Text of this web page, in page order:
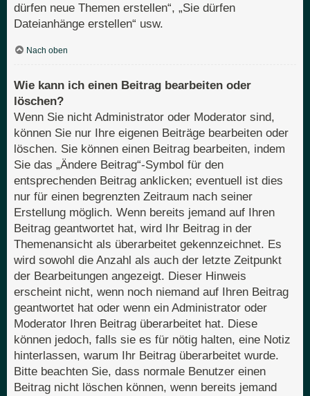
dürfen neue Themen erstellen“, „Sie dürfen
Dateianhänge erstellen“ usw.
Nach oben
Wie kann ich einen Beitrag bearbeiten oder
löschen?
Wenn Sie nicht Administrator oder Moderator sind,
können Sie nur Ihre eigenen Beiträge bearbeiten oder
löschen. Sie können einen Beitrag bearbeiten, indem
Sie das „Ändere Beitrag“-Symbol für den
entsprechenden Beitrag anklicken; eventuell ist dies
nur für einen begrenzten Zeitraum nach seiner
Erstellung möglich. Wenn bereits jemand auf Ihren
Beitrag geantwortet hat, wird Ihr Beitrag in der
Themenansicht als überarbeitet gekennzeichnet. Es
wird sowohl die Anzahl als auch der letzte Zeitpunkt
der Bearbeitungen angezeigt. Dieser Hinweis
erscheint nicht, wenn noch niemand auf Ihren Beitrag
geantwortet hat oder wenn ein Administrator oder
Moderator Ihren Beitrag überarbeitet hat. Diese
können jedoch, falls sie es für nötig halten, eine Notiz
hinterlassen, warum Ihr Beitrag überarbeitet wurde.
Bitte beachten Sie, dass normale Benutzer einen
Beitrag nicht löschen können, wenn bereits jemand